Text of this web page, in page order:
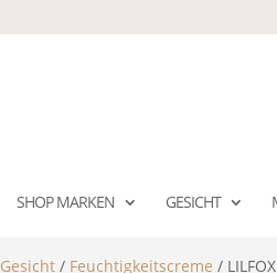
SHOP MARKEN GESICHT
Gesicht / Feuchtigkeitscreme /